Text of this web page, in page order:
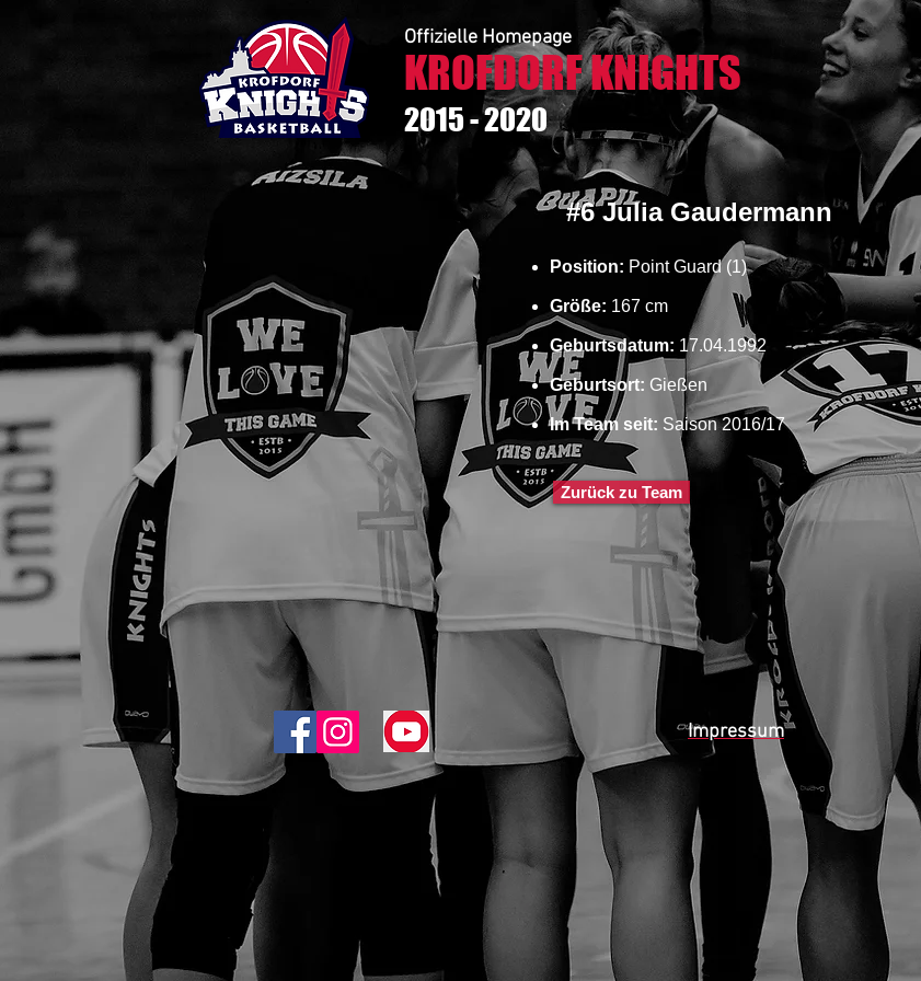
Offizielle Homepage
KROFDORF KNIGHTS
2015 - 2020
Position: Point Guard (1)
Größe: 167 cm
Geburtsdatum: 17.04.1992
Geburtsort: Gießen
Im Team seit: Saison 2016/17
#6 Julia Gaudermann
Zurück zu Team
Impressum